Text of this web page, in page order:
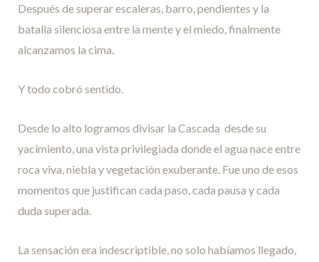
Después de superar escaleras, barro, pendientes y la
batalla silenciosa entre la mente y el miedo, finalmente
alcanzamos la cima.
Y todo cobró sentido.
Desde lo alto logramos divisar la Cascada desde su
yacimiento, una vista privilegiada donde el agua nace entre
roca viva, niebla y vegetación exuberante. Fue uno de esos
momentos que justifican cada paso, cada pausa y cada
duda superada.
La sensación era indescriptible, no solo habíamos llegado,